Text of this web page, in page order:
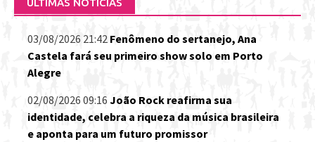
ÚLTIMAS NOTÍCIAS
03/08/2026 21:42 Fenômeno do sertanejo, Ana
Castela fará seu primeiro show solo em Porto
Alegre
02/08/2026 09:16 João Rock reafirma sua
identidade, celebra a riqueza da música brasileira
e aponta para um futuro promissor